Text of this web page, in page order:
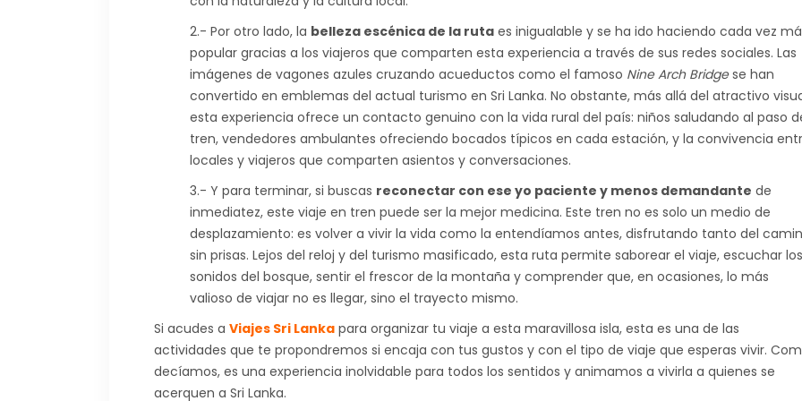
2.- Por otro lado, la belleza escénica de la ruta es inigualable y se ha ido haciendo cada vez
popular gracias a los viajeros que comparten esta experiencia a través de sus redes sociales. Las
imágenes de vagones azules cruzando acueductos como el famoso Nine Arch Bridgese han
convertido en emblemas del actual turismo en Sri Lanka. No obstante, más allá del atractivo
esta experiencia ofrece un contacto genuino con la vida rural del país: niños saludando al paso
tren, vendedores ambulantes ofreciendo bocados típicos en cada estación, y la convivencia
locales y viajeros que comparten asientos y conversaciones.
3.- Y para terminar, si buscas reconectar con ese yo paciente y menos demandante de
inmediatez, este viaje en tren puede ser la mejor medicina. Este tren no es solo un medio de
desplazamiento: es volver a vivir la vida como la entendíamos antes, disfrutando tanto del
sin prisas. Lejos del reloj y del turismo masificado, esta ruta permite saborear el viaje, escuchar los
sonidos del bosque, sentir el frescor de la montaña y comprender que, en ocasiones, lo más
valioso de viajar no es llegar, sino el trayecto mismo.
Si acudes a Viajes Sri Lanka para organizar tu viaje a esta maravillosa isla, esta es una de las
actividades que te propondremos si encaja con tus gustos y con el tipo de viaje que esperas vivir.
decíamos, es una experiencia inolvidable para todos los sentidos y animamos a vivirla a quienes se
acerquen a Sri Lanka.